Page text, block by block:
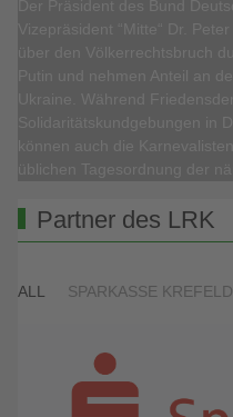
Partner des LRK
ALL SPARKASSE KREFELD